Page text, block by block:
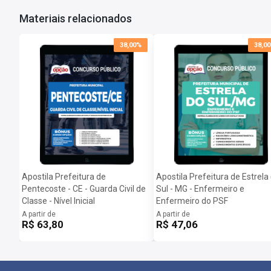
Quando poderei acessar minha apostila digital?
Assim que o pagamento for confirmado, você receberá um e-
Importante: caso a apostila esteja em PRÉ-VENDA o arquivo
Materiais relacionados
38,00%
Apostila Prefeitura de
Pentecoste - CE - Guarda Civil de
Classe - Nível Inicial
A partir de
R$ 63,80
Apostila Prefeitura de Estrela
Sul - MG - Enfermeiro e
Enfermeiro do PSF
A partir de
R$ 47,06